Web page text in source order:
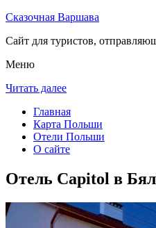
Сказочная Варшава
Сайт для туристов,
Меню
Читать далее
Главная
Карта Польши
Отели Польши
О сайте
Отель Capitol в